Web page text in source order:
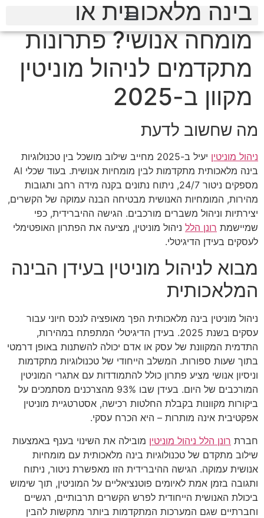
בינה מלאכותית או
מומחה אנושי? פתרונות
מתקדמים לניהול מוניטין
מקוון ב-2025
מה שחשוב לדעת
ניהול מוניטין
יעיל ב-2025 מחייב שילוב מושכל בין טכנולוגיות
בינה מלאכותית מתקדמות לבין מומחיות אנושית. בעוד שכלי AI
מספקים ניטור 24/7, ניתוח נתונים בקנה מידה רחב ותגובות
מהירות, המומחיות האנושית מבטיחה הבנה עמוקה של הקשרים,
יצירתיות וניהול משברים מורכבים. הגישה ההיברידית, כפי
שמיישמת רונן הלל ניהול מוניטין, מציעה את הפתרון האופטימלי
לעסקים בעידן הדיגיטלי.
מבוא לניהול מוניטין בעידן הבינה
המלאכותית
ניהול מוניטין בינה מלאכותית הפך מאופציה לנכס חיוני עבור
עסקים בשנת 2025. בעידן הדיגיטלי המתפתח במהירות,
התדמית המקוונת של עסק או אדם יכולה להשתנות באופן דרמטי
בתוך שעות ספורות. המשלב הייחודי של טכנולוגיות מתקדמות
וניסיון אנושי מציע פתרון כולל להתמודדות עם אתגרי המוניטין
המורכבים של היום. בעידן שבו 93% מהצרכנים מסתמכים על
ביקורות מקוונות בקבלת החלטות רכישה, אסטרטגיית מוניטין
אפקטיבית אינה מותרות – היא הכרח עסקי.
חברת רונן הלל ניהול מוניטין מובילה את השינוי בענף באמצעות
שילוב מתקדם של טכנולוגיות בינה מלאכותית עם מומחיות
אנושית עמוקה. הגישה ההיברידית הזו מאפשרת ניטור, ניתוח
ותגובה בזמן אמת לאיומים פוטנציאליים על המוניטין, תוך שימוש
ביכולת האנושית הייחודית לפרש הקשרים תרבותיים, רגשיים
וחברתיים שגם המערכות המתקדמות ביותר מתקשות להבין